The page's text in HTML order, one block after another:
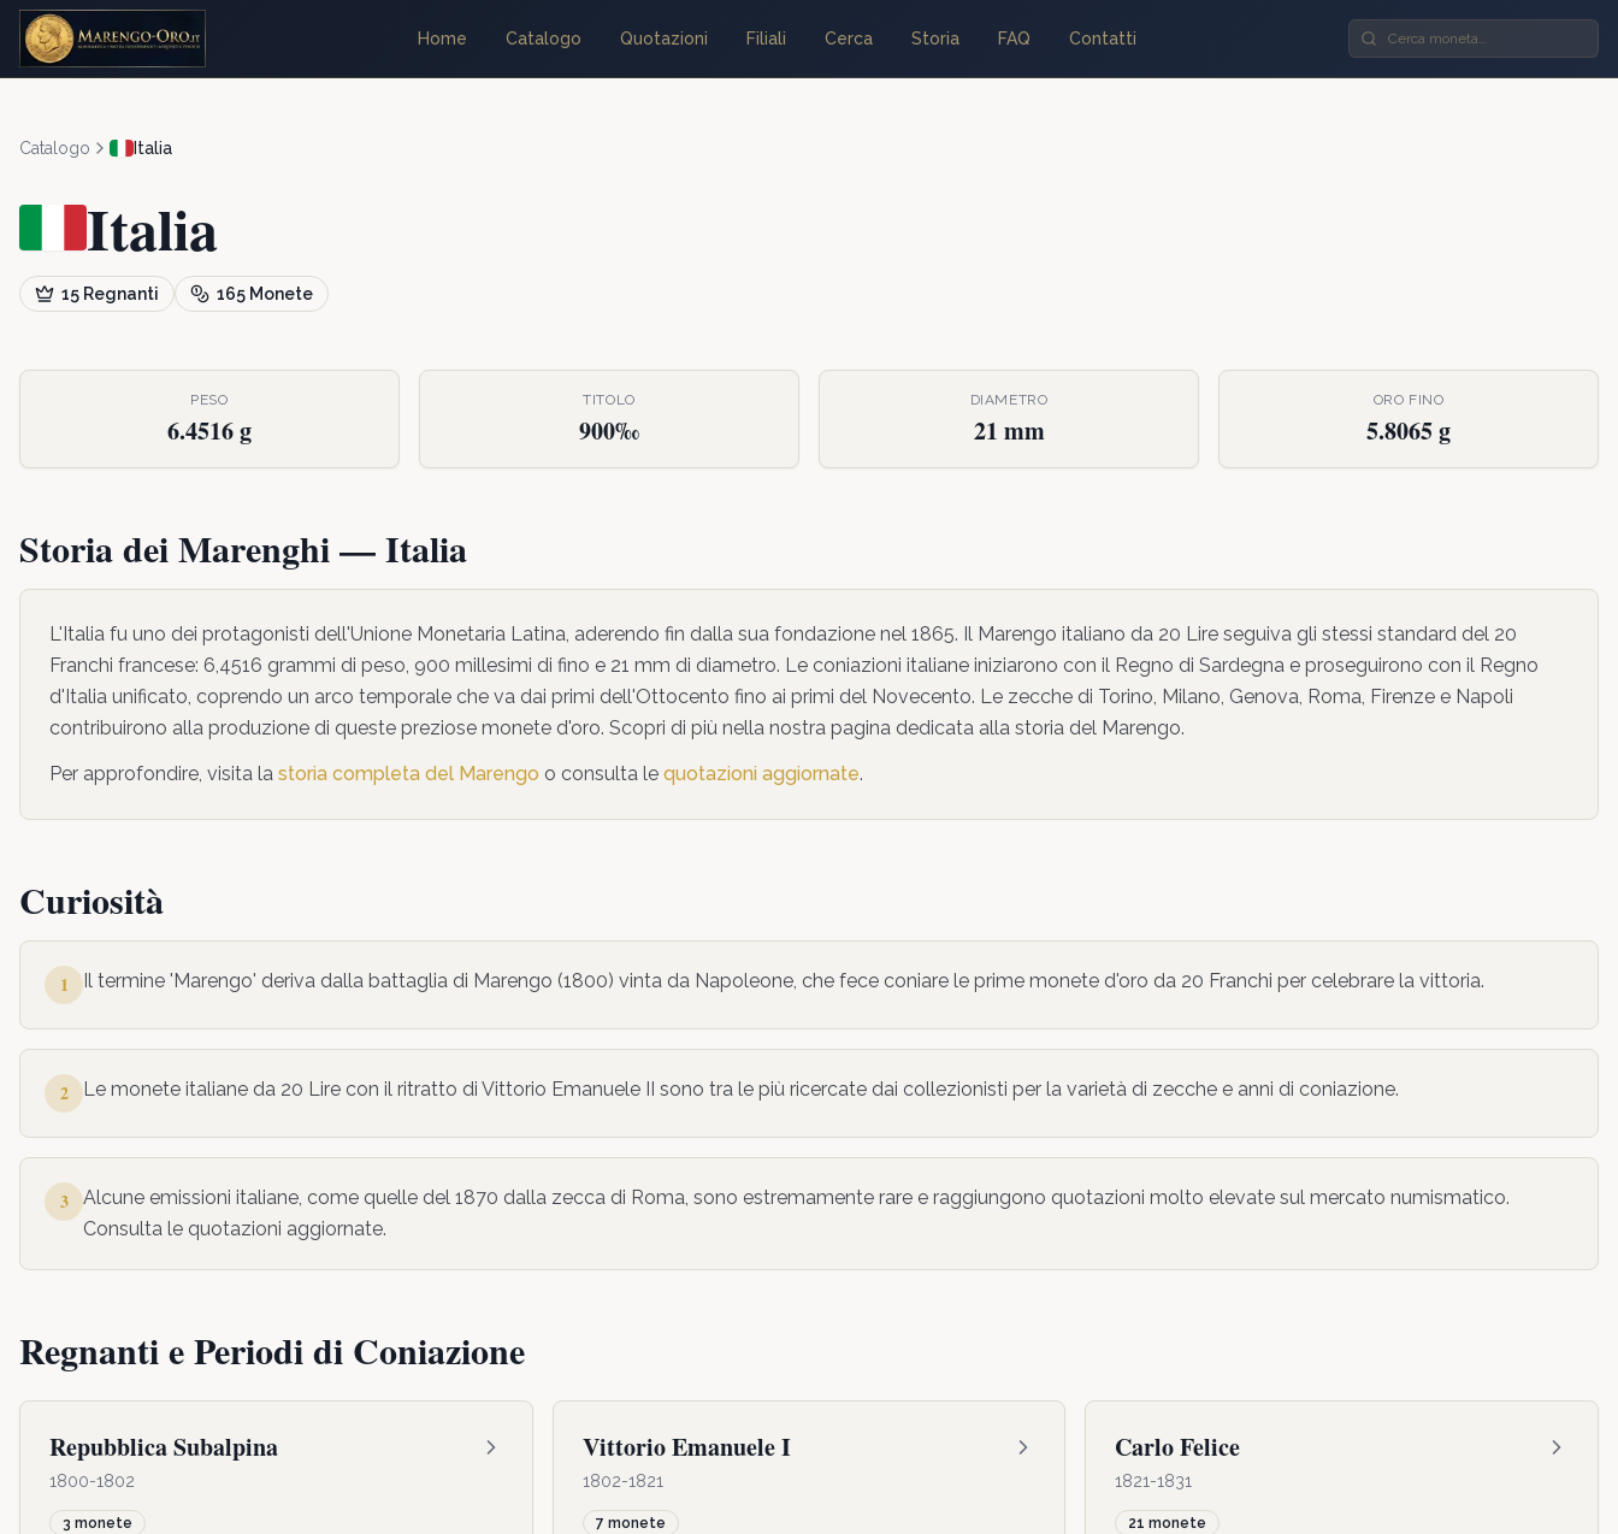
Home Catalogo Quotazioni Filiali Cerca Storia FAQ Contatti
Catalogo Italia
Italia
15 Regnanti 165 Monete
PESO
6.4516 g
TITOLO
900‰
DIAMETRO
21 mm
ORO FINO
5.8065 g
Storia dei Marenghi —Italia
L'Italia fu uno dei protagonisti dell'Unione Monetaria Latina, aderendo fin dalla sua fondazione nel 1865. Il Marengo italiano da 20 Lire seguiva gli stessi standard del 20
Franchi francese: 6,4516 grammi di peso, 900 millesimi di fino e 21 mm di diametro. Le coniazioni italiane iniziarono con il Regno di Sardegna e proseguirono con il Regno
d'Italia unificato, coprendo un arco temporale che va dai primi dell'Ottocento fino ai primi del Novecento. Le zecche di Torino, Milano, Genova, Roma, Firenze e Napoli
contribuirono alla produzione di queste preziose monete d'oro. Scopri di più nella nostra pagina dedicata alla storia del Marengo.
Per approfondire, visita la storia completa del Marengo o consulta le quotazioni aggiornate.
Curiosità
1 Il termine 'Marengo' deriva dalla battaglia di Marengo (1800) vinta da Napoleone, che fece coniare le prime monete d'oro da 20 Franchi per celebrare la vittoria.
2 Le monete italiane da 20 Lire con il ritratto di Vittorio Emanuele II sono tra le più ricercate dai collezionisti per la varietà di zecche e anni di coniazione.
3
Alcune emissioni italiane, come quelle del 1870 dalla zecca di Roma, sono estremamente rare e raggiungono quotazioni molto elevate sul mercato numismatico.
Consulta le quotazioni aggiornate.
Regnanti e Periodi di Coniazione
Repubblica Subalpina
1800-1802
3 monete
Vittorio Emanuele I
1802-1821
7 monete
Carlo Felice
1821-1831
21 monete